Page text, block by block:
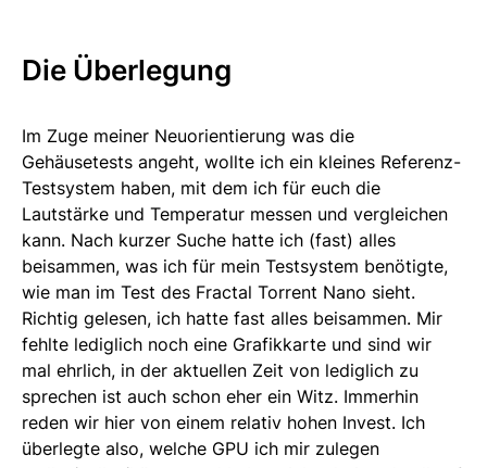
Die Überlegung
Im Zuge meiner Neuorientierung was die
Gehäusetests angeht, wollte ich ein kleines Referenz-
Testsystem haben, mit dem ich für euch die
Lautstärke und Temperatur messen und vergleichen
kann. Nach kurzer Suche hatte ich (fast) alles
beisammen, was ich für mein Testsystem benötigte,
wie man im Test des Fractal Torrent Nano sieht.
Richtig gelesen, ich hatte fast alles beisammen. Mir
fehlte lediglich noch eine Grafikkarte und sind wir
mal ehrlich, in der aktuellen Zeit von lediglich zu
sprechen ist auch schon eher ein Witz. Immerhin
reden wir hier von einem relativ hohen Invest. Ich
überlegte also, welche GPU ich mir zulegen